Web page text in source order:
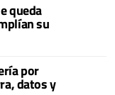
queda
su
por
datos y